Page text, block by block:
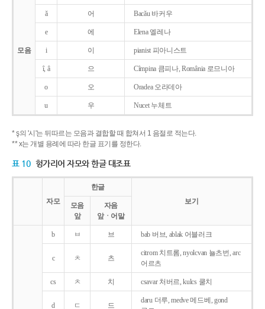
모음
ǎ 어 Bacǎu 바커우
e 에 Elena 엘레나
i 이 pianist 피아니스트
î, â 으 Cîmpina 큼피나, România 로므니아
o 오 Oradea 오라데아
u 우 Nucet 누체트
* ş의 '시'는 뒤따르는 모음과 결합할 때 합쳐서 1 음절로 적는다.
** x는 개별 용례에 따라 한글 표기를 정한다.
표 10 헝가리어 자모와 한글 대조표
자모
한글
보기
모음
앞
자음
앞ㆍ어말
b ㅂ 브 bab 버브, ablak 어블러크
c ㅊ 츠
citrom 치트롬, nyolcvan 뇰츠번, arc
어르츠
cs ㅊ 치 csavar 처버르, kulcs 쿨치
d ㄷ 드
daru 더루, medve 메드베, gond